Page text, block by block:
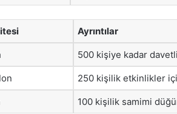
Ayrıntılar
500 kişiye kadar
250 kişilik etkinlikler
100 kişilik samimi